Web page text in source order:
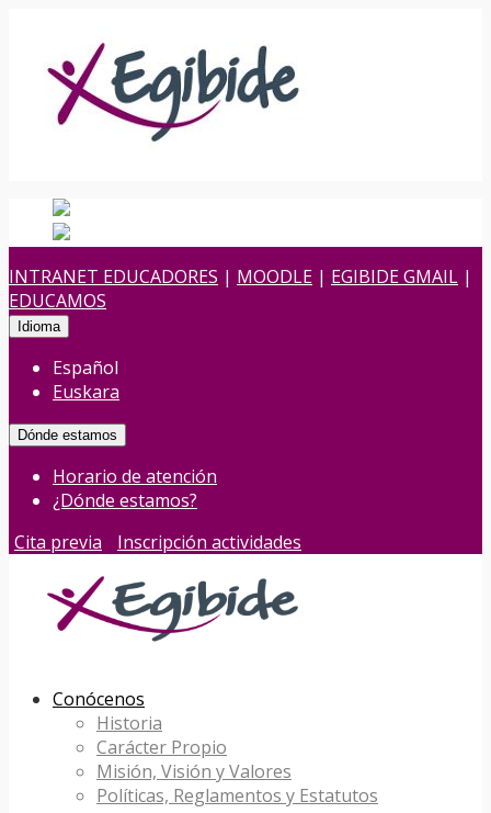
INTRANET EDUCADORES | MOODLE | EGIBIDE GMAIL |
EDUCAMOS
Idioma
Español
Euskara
Dónde estamos
Horario de atención
¿Dónde estamos?
Cita previa
Inscripción actividades
Conócenos
Historia
Carácter Propio
Misión, Visión y Valores
Políticas, Reglamentos y Estatutos